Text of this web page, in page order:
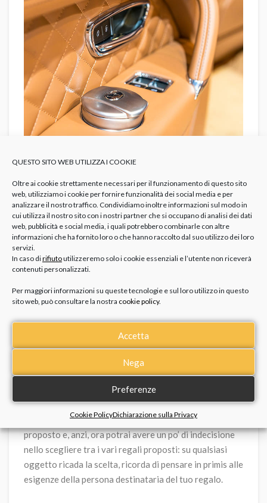
QUESTO SITO WEB UTILIZZA I COOKIE
Oltre ai cookie strettamente necessari per il funzionamento di questo sito
web, utilizziamo i cookie per fornire funzionalità dei social media e per
analizzare il nostro traffico. Condividiamo inoltre informazioni sul modo in
cui utilizza il nostro sito con i nostri partner che si occupano di analisi dei dati
web, pubblicità e social media, i quali potrebbero combinarle con altre
informazioni che ha fornito loro o che hanno raccolto dal suo utilizzo dei loro
servizi.
In caso dirifiutoutilizzeremo solo i cookie essenziali e l’utente non riceverà
contenuti personalizzati.
Per maggiori informazioni su queste tecnologie e sul loro utilizzo in questo
sito web, può consultare la nostra cookie policy.
Accetta
Nega
Preferenze
Cookie PolicyDichiarazione sulla Privacy
posacenere per auto, scegliete quelli realizzati in
acciaio, per resistere alle alte temperature, dotati di
chiusura ermetica per non diffondere gli odori. Sono
sempre di più, inoltre, i posacenere auto ricaricabili
tramite cavo USB, pronti all’uso in pochissimo tempo.
L’ultima idea regalo che vi consigliamo è destinata ai
fumatori di sigarette elettroniche, ovvero una custodia
unico contenitore gli accessori indispensabili a questa
tipologia di fumatori. Ne esistono di diverse forme e
materiali, i più apprezzati sono quelli leggeri e morbidi
in silicone colorato.
Siamo sicuri che l’idea regalo giusta che deciderai di
donare ad un fumatore sarà tra quelle che abbiamo
proposto e, anzi, ora potrai avere un po’ di indecisione
nello scegliere tra i vari regali proposti: su qualsiasi
oggetto ricada la scelta, ricorda di pensare in primis alle
esigenze della persona destinataria del tuo regalo.